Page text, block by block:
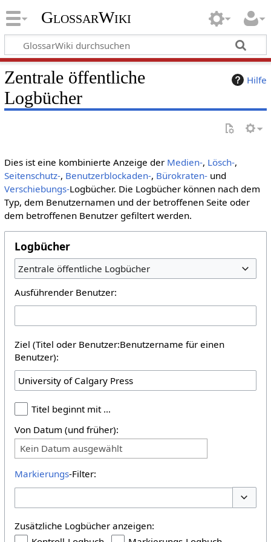
GlossarWiki
Hilfe
Zentrale öffentliche
Logbücher
Dies ist eine kombinierte Anzeige der Medien-, Lösch-,
Seitenschutz-, Benutzerblockaden-, Bürokraten-und
Verschiebungs-Logbücher. Die Logbücher können nach dem
Typ, dem Benutzernamen und der betroffenen Seite oder
dem betroffenen Benutzer gefiltert werden.
Logbücher
Zentrale öffentliche Logbücher
Ausführender Benutzer:
Ziel (Titel oder Benutzer:Benutzername für einen
Benutzer):
Titel beginnt mit …
Von Datum (und früher):
Kein Datum ausgewählt
Markierungs-Filter:
Zusätzliche Logbücher anzeigen: